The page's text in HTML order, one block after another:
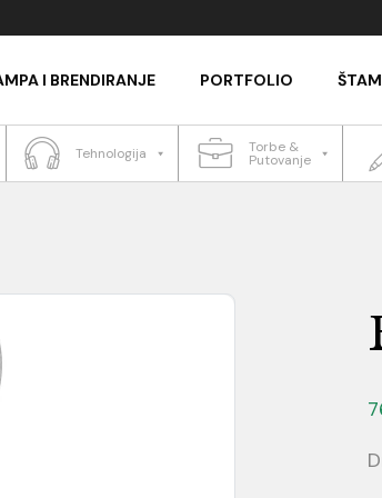
I BRENDIRANJE PORTFOLIO
Tehnologija Torbe &
Putovanje